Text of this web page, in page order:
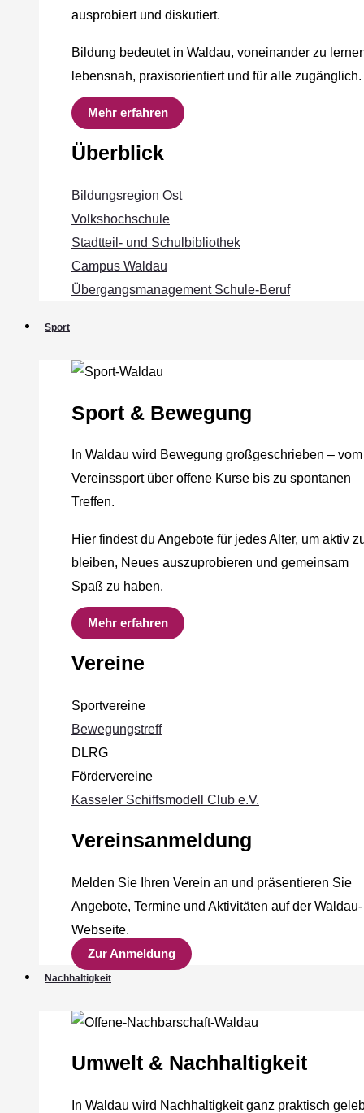
ausprobiert und diskutiert.
Bildung bedeutet in Waldau, voneinander zu
lebensnah, praxisorientiert und für alle zugänglich.
Mehr erfahren
Überblick
Bildungsregion Ost
Volkshochschule
Stadtteil- und Schulbibliothek
Campus Waldau
Übergangsmanagement Schule‐Beruf
Sport
Sport & Bewegung
In Waldau wird Bewegung großgeschrieben – vom
Vereinssport über offene Kurse bis zu spontanen
Treffen.
Hier findest du Angebote für jedes Alter, um aktiv
bleiben, Neues auszuprobieren und gemeinsam
Spaß zu haben.
Mehr erfahren
Vereine
Sportvereine
Bewegungstreff
DLRG
Fördervereine
Kasseler Schiffsmodell Club e.V.
Vereinsanmeldung
Melden Sie Ihren Verein an und präsentieren Sie
Angebote, Termine und Aktivitäten auf der Waldau-
Webseite.
Zur Anmeldung
Nachhaltigkeit
Umwelt & Nachhaltigkeit
In Waldau wird Nachhaltigkeit ganz praktisch